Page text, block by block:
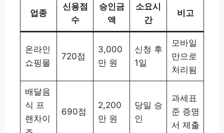
업종
신용점
수
승인금
액
소요시
간
비고
온라인
쇼핑몰
720점
3,000
만 원
신청 후
1일
모바일
만으로
처리됨
배달음
식 프
랜차이
690점
2,200
만 원
당일 승
인
과세표
준 증명
서 제출